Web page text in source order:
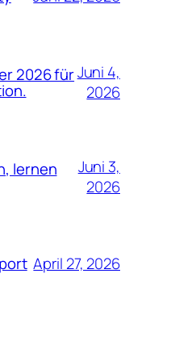
2026 fürJuni 4,
2026
lernen
Juni 3,
2026
April 27, 2026